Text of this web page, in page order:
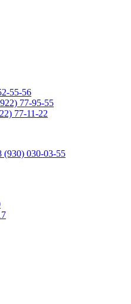
55-56
77-95-55
77-11-22
(930) 030-03-55